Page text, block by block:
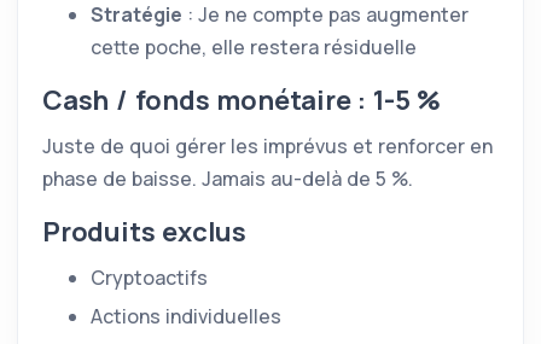
Stratégie : Je ne compte pas augmenter
cette poche, elle restera résiduelle
Cash / fonds monétaire : 1-5 %
Juste de quoi gérer les imprévus et renforcer en
phase de baisse. Jamais au-delà de 5 %.
Produits exclus
Cryptoactifs
Actions individuelles